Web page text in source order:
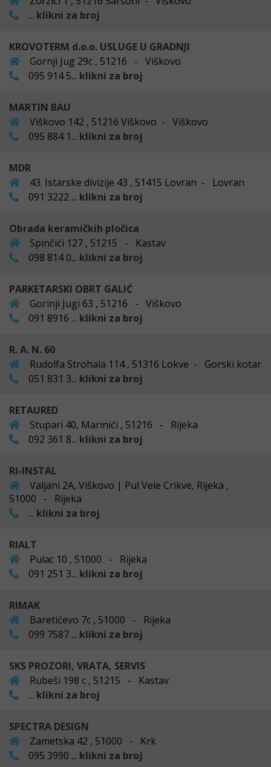
... klikni za broj
KROVOTERM d.o.o. USLUGE U GRADNJI
Gornji Jug 29c , 51216 - Viškovo
095 914 5... klikni za broj
MARTIN BAU
Viškovo 142 , 51216 Viškovo - Viškovo
095 884 1... klikni za broj
MDR
43. Istarske divizije 43 , 51415 Lovran - Lovran
091 3222 ... klikni za broj
Obrada keramičkih pločica
Spinčići 127 , 51215 - Kastav
098 814 0... klikni za broj
PARKETARSKI OBRT GALIĆ
Gorinji Jugi 63 , 51216 - Viškovo
091 8916 ... klikni za broj
R. A. N. 60
Rudolfa Strohala 114 , 51316 Lokve - Gorski kotar
051 831 3... klikni za broj
RETAURED
Stupari 40, Marinići , 51216 - Rijeka
092 361 8... klikni za broj
RI-INSTAL
Valjani 2A, Viškovo | Pul Vele Crikve, Rijeka ,
51000 - Rijeka
... klikni za broj
RIALT
Pulac 10 , 51000 - Rijeka
091 251 3... klikni za broj
RIMAK
Baretićevo 7c , 51000 - Rijeka
099 7587 ... klikni za broj
SKS PROZORI, VRATA, SERVIS
Rubeši 198 c , 51215 - Kastav
... klikni za broj
SPECTRA DESIGN
Zametska 42 , 51000 - Krk
095 3990 ... klikni za broj